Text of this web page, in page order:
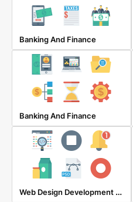
Banking And Finance
Banking And Finance
Web Design Development & Ui